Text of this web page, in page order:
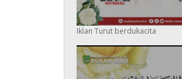
Iklan Turut berdukacita